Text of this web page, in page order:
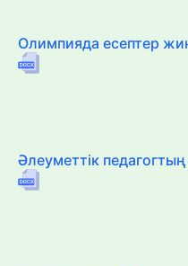
Олимпияда есептер
Әлеуметтік